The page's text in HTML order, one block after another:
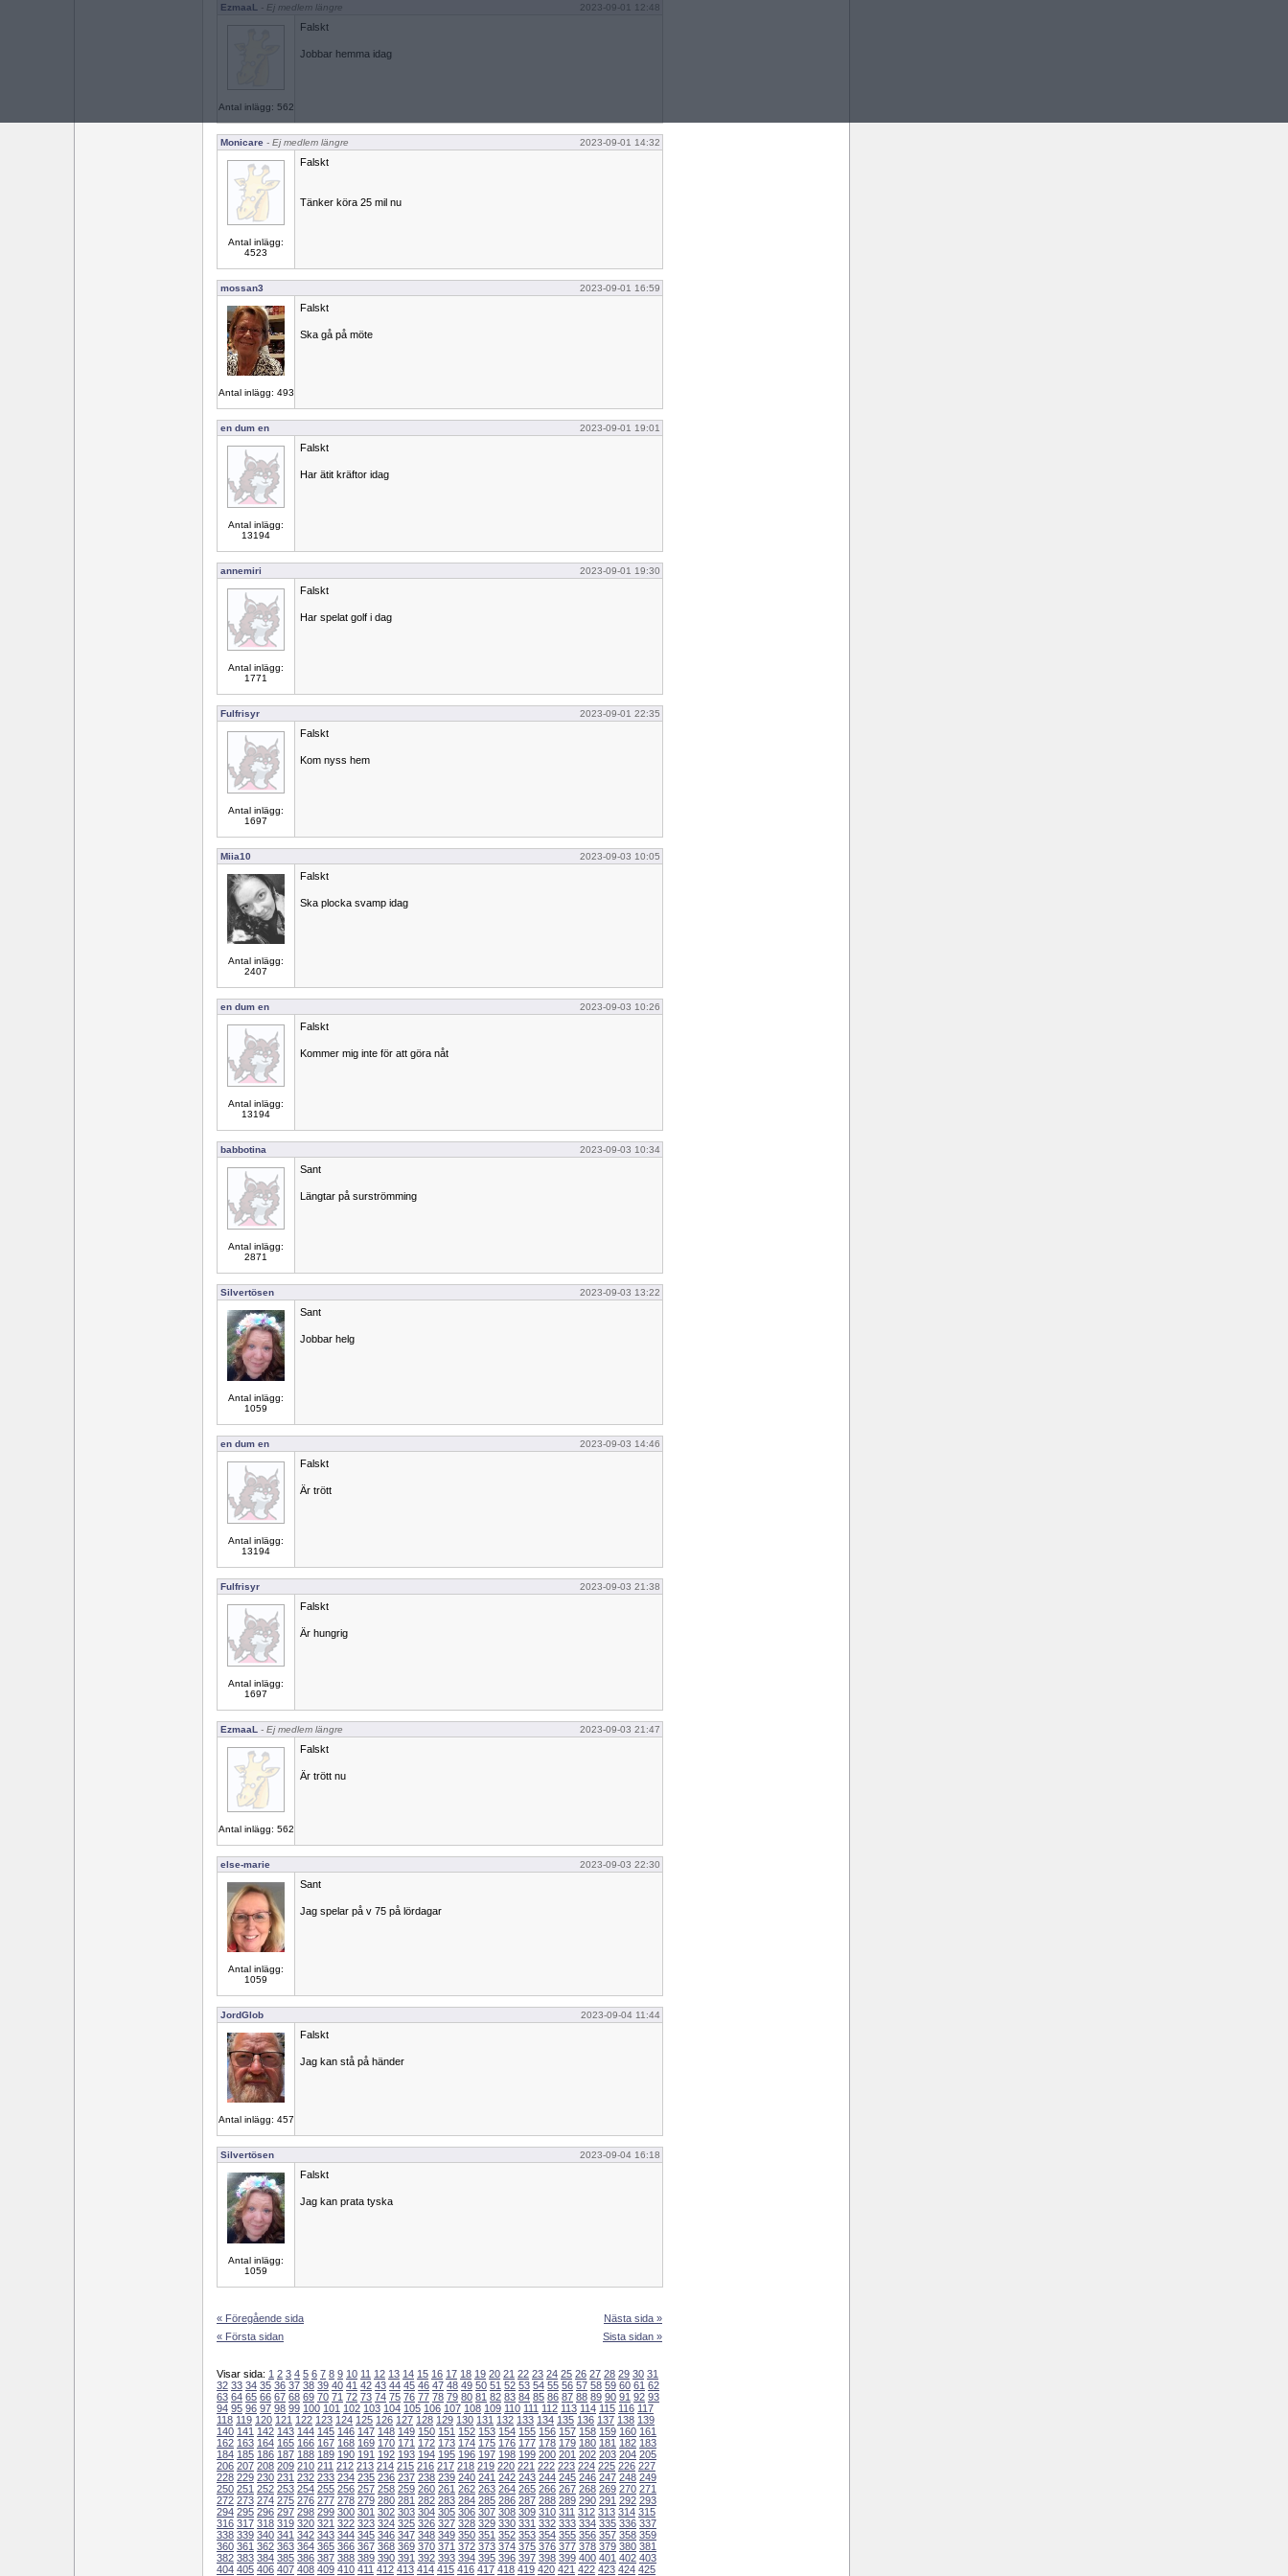
EzmaaL - Ej medlem längre 2023-09-01 12:48
Antal inlägg: 562
Falskt
Jobbar hemma idag
Monicare - Ej medlem längre 2023-09-01 14:32
Antal inlägg:
4523
Falskt
Tänker köra 25 mil nu
mossan3 2023-09-01 16:59
Antal inlägg: 493
Falskt
Ska gå på möte
en dum en 2023-09-01 19:01
Antal inlägg:
13194
Falskt
Har ätit kräftor idag
annemiri 2023-09-01 19:30
Antal inlägg:
1771
Falskt
Har spelat golf i dag
Fulfrisyr 2023-09-01 22:35
Antal inlägg:
1697
Falskt
Kom nyss hem
Miia10 2023-09-03 10:05
Antal inlägg:
2407
Falskt
Ska plocka svamp idag
en dum en 2023-09-03 10:26
Antal inlägg:
13194
Falskt
Kommer mig inte för att göra nåt
babbotina 2023-09-03 10:34
Antal inlägg:
2871
Sant
Längtar på surströmming
Silvertösen 2023-09-03 13:22
Antal inlägg:
1059
Sant
Jobbar helg
en dum en 2023-09-03 14:46
Antal inlägg:
13194
Falskt
Är trött
Fulfrisyr 2023-09-03 21:38
Antal inlägg:
1697
Falskt
Är hungrig
EzmaaL - Ej medlem längre 2023-09-03 21:47
Antal inlägg: 562
Falskt
Är trött nu
else-marie 2023-09-03 22:30
Antal inlägg:
1059
Sant
Jag spelar på v 75 på lördagar
JordGlob 2023-09-04 11:44
Antal inlägg: 457
Falskt
Jag kan stå på händer
Silvertösen 2023-09-04 16:18
Antal inlägg:
1059
Falskt
Jag kan prata tyska
« Föregående sida
« Första sidan
Nästa sida »
Sista sidan »
Visar sida: 1 2 3 4 5 6 7 8 9 10 11 12 13 14 15 16 17 18 19 20 21 22 23 24 25 26 27 28 29 30 31
32 33 34 35 36 37 38 39 40 41 42 43 44 45 46 47 48 49 50 51 52 53 54 55 56 57 58 59 60 61 62
63 64 65 66 67 68 69 70 71 72 73 74 75 76 77 78 79 80 81 82 83 84 85 86 87 88 89 90 91 92 93
94 95 96 97 98 99 100 101 102 103 104 105 106 107 108 109 110 111 112 113 114 115 116 117
118 119 120 121 122 123 124 125 126 127 128 129 130 131 132 133 134 135 136 137 138 139
140 141 142 143 144 145 146 147 148 149 150 151 152 153 154 155 156 157 158 159 160 161
162 163 164 165 166 167 168 169 170 171 172 173 174 175 176 177 178 179 180 181 182 183
184 185 186 187 188 189 190 191 192 193 194 195 196 197 198 199 200 201 202 203 204 205
206 207 208 209 210 211 212 213 214 215 216 217 218 219 220 221 222 223 224 225 226 227
228 229 230 231 232 233 234 235 236 237 238 239 240 241 242 243 244 245 246 247 248 249
250 251 252 253 254 255 256 257 258 259 260 261 262 263 264 265 266 267 268 269 270 271
272 273 274 275 276 277 278 279 280 281 282 283 284 285 286 287 288 289 290 291 292 293
294 295 296 297 298 299 300 301 302 303 304 305 306 307 308 309 310 311 312 313 314 315
316 317 318 319 320 321 322 323 324 325 326 327 328 329 330 331 332 333 334 335 336 337
338 339 340 341 342 343 344 345 346 347 348 349 350 351 352 353 354 355 356 357 358 359
360 361 362 363 364 365 366 367 368 369 370 371 372 373 374 375 376 377 378 379 380 381
382 383 384 385 386 387 388 389 390 391 392 393 394 395 396 397 398 399 400 401 402 403
404 405 406 407 408 409 410 411 412 413 414 415 416 417 418 419 420 421 422 423 424 425